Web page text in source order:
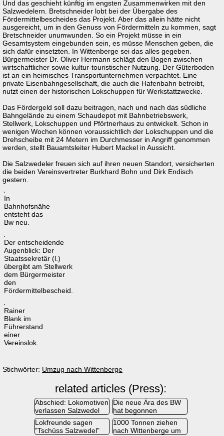
Und das geschieht künftig im engsten Zusammenwirken mit den
Salzwedelern. Bretschneider lobt bei der Übergabe des
Fördermittelbescheides das Projekt. Aber das allein hätte nicht
ausgereicht, um in den Genuss von Fördermitteln zu kommen, sagt
Bretschneider unumwunden. So ein Projekt müsse in ein
Gesamtsystem eingebunden sein, es müsse Menschen geben, die
sich dafür einsetzten. In Wittenberge sei das alles gegeben.
Bürgermeister Dr. Oliver Hermann schlägt den Bogen zwischen
wirtschaftlicher sowie kultur-touristischer Nutzung. Der Güterboden
ist an ein heimisches Transportunternehmen verpachtet. Eine
private Eisenbahngesellschaft, die auch die Hafenbahn betreibt,
nutzt einen der historischen Lokschuppen für Werkstattzwecke.
Das Fördergeld soll dazu beitragen, nach und nach das südliche
Bahngelände zu einem Schaudepot mit Bahnbetriebswerk,
Stellwerk, Lokschuppen und Pförtnerhaus zu entwickelt. Schon in
wenigen Wochen können voraussichtlich der Lokschuppen und die
Drehscheibe mit 24 Metern im Durchmesser in Angriff genommen
werden, stellt Bauamtsleiter Hubert Mackel in Aussicht.
Die Salzwedeler freuen sich auf ihren neuen Standort, versicherten
die beiden Vereinsvertreter Burkhard Bohn und Dirk Endisch
gestern.
In
Bahnhofsnähe
entsteht das
Bw neu.
Der entscheidende
Augenblick: Der
Staatssekretär (l.)
übergibt am Stellwerk
dem Bürgermeister
den
Fördermittelbescheid.
Rainer
Blank im
Führerstand
einer
Vereinslok.
Stichwörter: Umzug nach Wittenberge
related articles (Press):
Abschied: Lokomotiven
verlassen Salzwedel
Die neue Ära des BW
hat begonnen
Lokfreunde sagen
"Tschüss Salzwedel"
1000 Tonnen ziehen
nach Wittenberge um